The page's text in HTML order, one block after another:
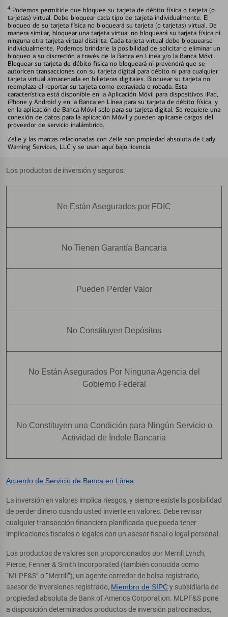
4 Podemos permitirle que bloquee su tarjeta de débito física o tarjeta (o
tarjetas) virtual. Debe bloquear cada tipo de tarjeta individualmente. El
bloqueo de su tarjeta física no bloqueará su tarjeta (o tarjetas) virtual. De
manera similar, bloquear una tarjeta virtual no bloqueará su tarjeta física ni
ninguna otra tarjeta virtual distinta. Cada tarjeta virtual debe bloquearse
individualmente. Podemos brindarle la posibilidad de solicitar o eliminar un
bloqueo a su discreción a través de la Banca en Línea y/o la Banca Móvil.
Bloquear su tarjeta de débito física no bloqueará ni prevendrá que se
autoricen transacciones con su tarjeta digital para débito ni para cualquier
tarjeta virtual almacenada en billeteras digitales. Bloquear su tarjeta no
reemplaza el reportar su tarjeta como extraviada o robada. Esta
característica está disponible en la Aplicación Móvil para dispositivos iPad,
iPhone y Android y en la Banca en Línea para su tarjeta de débito física, y
en la aplicación de Banca Móvil solo para su tarjeta digital. Se requiere una
conexión de datos para la aplicación Móvil y pueden aplicarse cargos del
proveedor de servicio inalámbrico.
Zelle y las marcas relacionadas con Zelle son propiedad absoluta de Early
Warning Services, LLC y se usan aquí bajo licencia.
Los productos de inversión y seguros:
No Están Asegurados por FDIC
No Tienen Garantía Bancaria
Pueden Perder Valor
No Constituyen Depósitos
No Están Asegurados Por Ninguna Agencia del
Gobierno Federal
No Constituyen una Condición para Ningún Servicio o
Actividad de Índole Bancaria
Acuerdo de Servicio de Banca en Línea
La inversión en valores implica riesgos, y siempre existe la posibilidad
de perder dinero cuando usted invierte en valores. Debe revisar
cualquier transacción financiera planificada que pueda tener
implicaciones fiscales o legales con un asesor fiscal o legal personal.
Los productos de valores son proporcionados por Merrill Lynch,
Pierce, Fenner & Smith Incorporated (también conocida como
“MLPF&S” o “Merrill”), un agente corredor de bolsa registrado,
asesor de inversiones registrado, Miembro de SIPCy subsidiaria de
propiedad absoluta de Bank of America Corporation. MLPF&S pone
a disposición determinados productos de inversión patrocinados,